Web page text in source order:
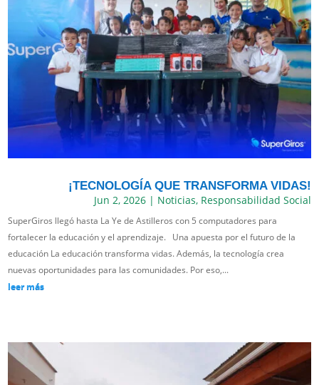
¡TECNOLOGÍA QUE TRANSFORMA VIDAS!
Jun 2, 2026| Noticias, Responsabilidad Social
SuperGiros llegó hasta La Ye de Astilleros con 5 computadores para
fortalecer la educación y el aprendizaje. Una apuesta por el futuro de la
educación La educación transforma vidas. Además, la tecnología crea
nuevas oportunidades para las comunidades. Por eso,...
leer más